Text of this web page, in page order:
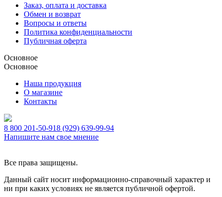
Заказ, оплата и доставка
Обмен и возврат
Вопросы и ответы
Политика конфиденциальности
Публичная оферта
Основное
Основное
Наша продукция
О магазине
Контакты
8 800 201-50-918 (929) 639-99-94
Напишите нам свое мнение
Все права защищены.
Данный сайт носит информационно-справочный характер и
ни при каких условиях не является публичной офертой.